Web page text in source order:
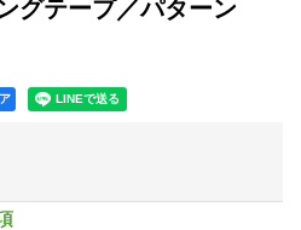
グテープ／パターン